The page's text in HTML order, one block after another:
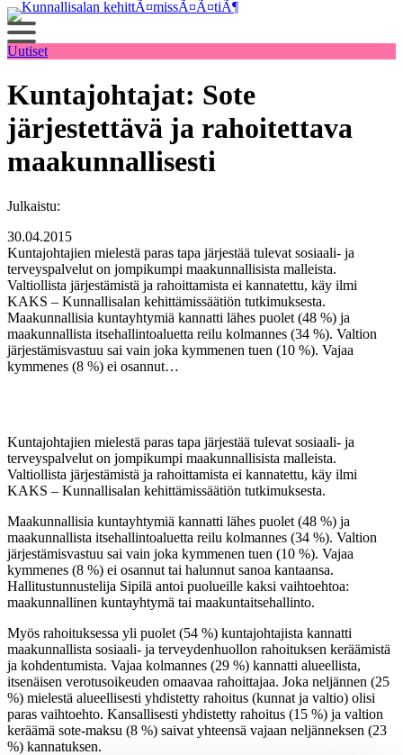
Siirry
sisältöön
Uutiset
Kuntajohtajat: Sote
järjestettävä ja rahoitettava
maakunnallisesti
Julkaistu:
30.04.2015
Kuntajohtajien mielestä paras tapa järjestää tulevat sosiaali- ja
terveyspalvelut on jompikumpi maakunnallisista malleista.
Valtiollista järjestämistä ja rahoittamista ei kannatettu, käy ilmi
KAKS – Kunnallisalan kehittämissäätiön tutkimuksesta.
Maakunnallisia kuntayhtymiä kannatti lähes puolet (48 %) ja
maakunnallista itsehallintoaluetta reilu kolmannes (34 %). Valtion
järjestämisvastuu sai vain joka kymmenen tuen (10 %). Vajaa
kymmenes (8 %) ei osannut…
Kuntajohtajien mielestä paras tapa järjestää tulevat sosiaali- ja
terveyspalvelut on jompikumpi maakunnallisista malleista.
Valtiollista järjestämistä ja rahoittamista ei kannatettu, käy ilmi
KAKS – Kunnallisalan kehittämissäätiön tutkimuksesta.
Maakunnallisia kuntayhtymiä kannatti lähes puolet (48 %) ja
maakunnallista itsehallintoaluetta reilu kolmannes (34 %). Valtion
järjestämisvastuu sai vain joka kymmenen tuen (10 %). Vajaa
kymmenes (8 %) ei osannut tai halunnut sanoa kantaansa.
Hallitustunnustelija Sipilä antoi puolueille kaksi vaihtoehtoa:
maakunnallinen kuntayhtymä tai maakuntaitsehallinto.
Myös rahoituksessa yli puolet (54 %) kuntajohtajista kannatti
maakunnallista sosiaali- ja terveydenhuollon rahoituksen keräämistä
ja kohdentumista. Vajaa kolmannes (29 %) kannatti alueellista,
itsenäisen verotusoikeuden omaavaa rahoittajaa. Joka neljännen (25
%) mielestä alueellisesti yhdistetty rahoitus (kunnat ja valtio) olisi
paras vaihtoehto. Kansallisesti yhdistetty rahoitus (15 %) ja valtion
keräämä sote-maksu (8 %) saivat yhteensä vajaan neljänneksen (23
%) kannatuksen.